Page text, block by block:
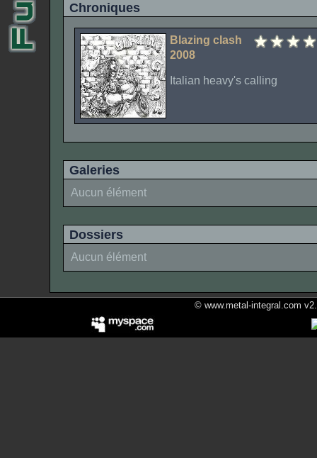
Chroniques
Blazing clash
2008
Italian heavy's calling
Galeries
Aucun élément
Dossiers
Aucun élément
© www.metal-integral.com